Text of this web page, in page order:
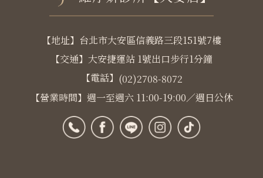
【地址】台北市大安區信義路三段151號7樓
【交通】大安捷運站 1號出口步行1分鐘
【電話】 (02)2708-8072
【營業時間】週一至週六 11:00-19:00／週日公休